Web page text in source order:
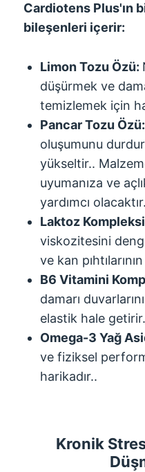
Cardiotens Plus'ın
bileşenleri içerir:
Limon Tozu Özü:
düşürmek ve
temizlemek için
Pancar Tozu Özü:
oluşumunu
yükseltir..
uyumanıza ve
yardımcı
Laktoz
viskozitesini
ve kan
B6 Vitamini
damarı
elastik hale
Omega-3 Yağ
ve fiziksel
harikadır..
Kronik